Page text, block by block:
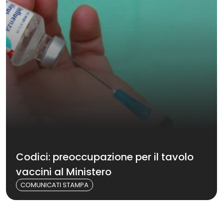
Codici: preoccupazione per il tavolo
vaccini al Ministero
COMUNICATI STAMPA